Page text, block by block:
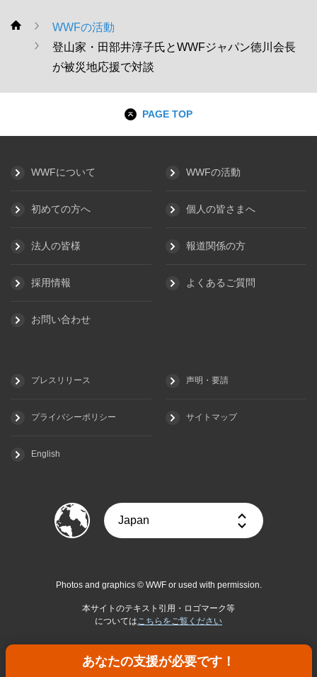
あなたの支援が必要です！
WWF
WWFの活動
登山家・田部井淳子氏とWWFジャパン徳川会長
が被災地応援で対談
PAGE TOP
WWFについて WWFの活動
初めての方へ 個人の皆さまへ
法人の皆様 報道関係の方
採用情報 よくあるご質問
お問い合わせ
プレスリリース 声明・要請
プライバシーポリシー サイトマップ
English
Photos and graphics © WWF or used with permission.
本サイトのテキスト引用・ロゴマーク等
についてはこちらをご覧ください